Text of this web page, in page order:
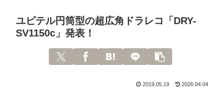
ユピテル円筒型の超広角ドラレコ「DRY-
SV1150c」発表！
2019.05.19 2026.04.04